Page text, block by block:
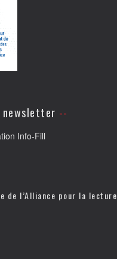
newsletter
Info-Fill
de l’Alliance pour la lecture